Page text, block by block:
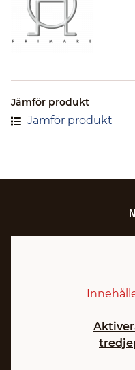
Jämför produkt
Jämför produkt